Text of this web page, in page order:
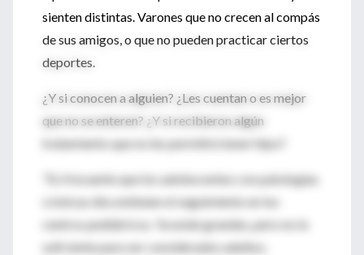
sienten distintas. Varones que no crecen al compás
de sus amigos, o que no pueden practicar ciertos
deportes.
¿Y si conocen a alguien? ¿Les cuentan o es mejor
que no se enteren? ¿Y si recibieron algún
tratamiento que no les permitirá tener hijos?
"Es frecuente que los adolescentes con patologías
crónicas discontinúen el seguimiento en los
centros pediátricos. Ya están grandes, pero no lo
suficiente para ser considerados adultos.